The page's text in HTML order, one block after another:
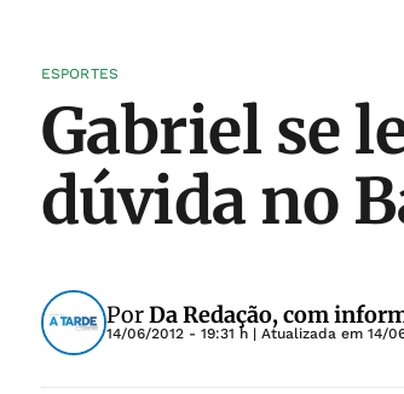
ESPORTES
Gabriel se
dúvida no
PorDa Redação, com
14/06/2012 - 19:31 h | Atualizada em 14/